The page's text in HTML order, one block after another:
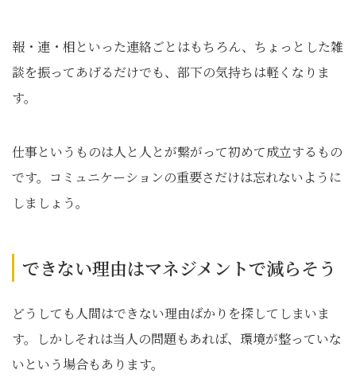
報・連・相といった連絡ごとはもちろん、ちょっとした雑
談を振ってあげるだけでも、部下の気持ちは軽くなりま
す。
仕事というものは人と人とが繋がって初めて成立するもの
です。コミュニケーションの重要さだけは忘れないように
しましょう。
できない理由はマネジメントで減らそう
どうしても人間はできない理由ばかりを探してしまいま
す。しかしそれは当人の問題もあれば、環境が整っていな
いという場合もあります。